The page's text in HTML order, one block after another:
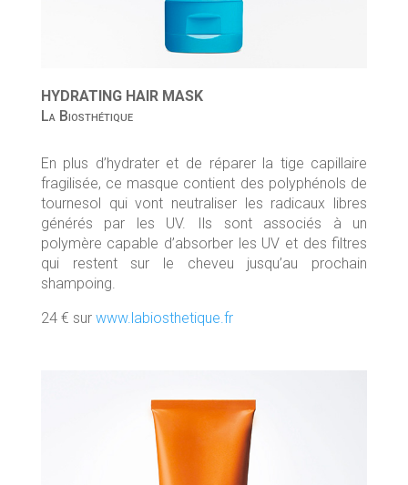
HYDRATING HAIR MASK
La Biosthétique
En plus d’hydrater et de réparer la tige capillaire
fragilisée, ce masque contient des polyphénols de
tournesol qui vont neutraliser les radicaux libres
générés par les UV. Ils sont associés à un
polymère capable d’absorber les UV et des filtres
qui restent sur le cheveu jusqu’au prochain
shampoing.
24 € sur www.labiosthetique.fr